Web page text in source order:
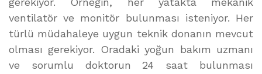
ventilatör ve monitör bulunması isteniyor. Her
türlü müdahaleye uygun teknik donanın mevcut
olması gerekiyor. Oradaki yoğun bakım uzmanı
ve sorumlu doktorun 24 saat bulunması